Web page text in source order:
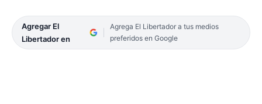
Agregar El
Libertador en
Agrega El Libertador a tus medios
preferidos en Google